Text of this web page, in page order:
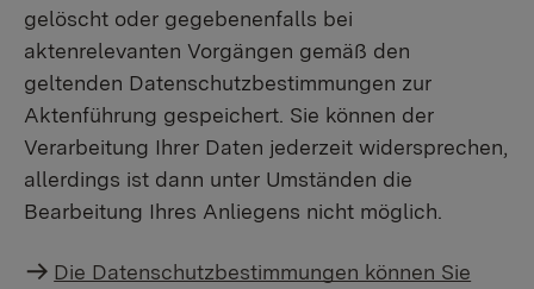
gelöscht oder gegebenenfalls bei
aktenrelevanten Vorgängen gemäß den
geltenden Datenschutzbestimmungen zur
Aktenführung gespeichert. Sie können der
Verarbeitung Ihrer Daten jederzeit widersprechen,
allerdings ist dann unter Umständen die
Bearbeitung Ihres Anliegens nicht möglich.
Die Datenschutzbestimmungen können Sie